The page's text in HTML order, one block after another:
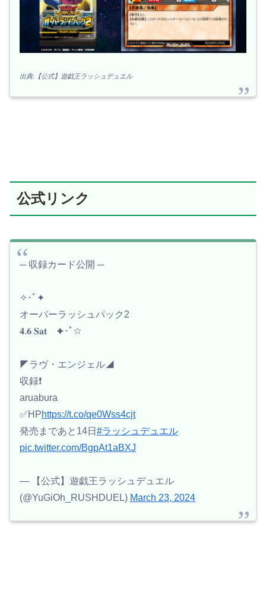
出典:【公式】遊戯王ラッシュデュエル
公式リンク
─ 収録カード公開 ─
✧･ﾟ✦
オーバーラッシュパック2
𝟒.𝟔 𝐒𝐚𝐭 ✦･ﾟ☆
◤ラヴ・エンジェル◢
収録❗️
aruabura
✅HPhttps://t.co/qe0Wss4cjt
発売まであと14日 #ラッシュデュエル
pic.twitter.com/BgpAt1aBXJ
— 【公式】遊戯王ラッシュデュエル
(@YuGiOh_RUSHDUEL) March 23, 2024